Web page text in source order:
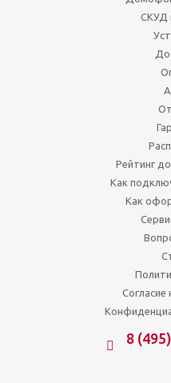
СКУД
Рейтинг
Как
Как
Согласие
8